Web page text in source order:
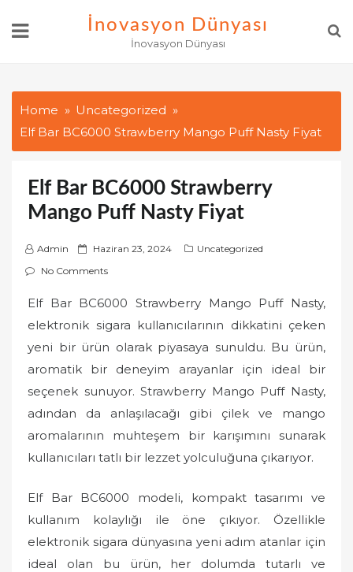
İnovasyon Dünyası
İnovasyon Dünyası
Home
Uncategorized
Elf Bar BC6000 Strawberry Mango Puff Nasty Fiyat
Elf Bar BC6000 Strawberry
Mango Puff Nasty Fiyat
Admin
P
o
t
e
d
Haziran 23, 2024
Uncategorized
No Comments
Elf Bar BC6000 Strawberry Mango Puff Nasty,
elektronik sigara kullanıcılarının dikkatini çeken
yeni bir ürün olarak piyasaya sunuldu. Bu ürün,
aromatik bir deneyim arayanlar için ideal bir
seçenek sunuyor. Strawberry Mango Puff Nasty,
adından da anlaşılacağı gibi çilek ve mango
aromalarının muhteşem bir karışımını sunarak
kullanıcıları tatlı bir lezzet yolculuğuna çıkarıyor.
Elf Bar BC6000 modeli, kompakt tasarımı ve
kullanım kolaylığı ile öne çıkıyor. Özellikle
elektronik sigara dünyasına yeni adım atanlar için
ideal olan bu ürün, her dolumda tutarlı ve